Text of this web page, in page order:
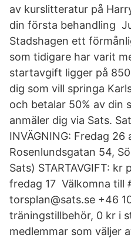
av kurslitteratur på
din första behandling
Stadshagen ett
som tidigare har varit
startavgift ligger på
dig som vill springa
och betalar 50% av din
anmäler dig via Sats.
INVÄGNING: Fredag 26
Rosenlundsgatan 54,
Sats) STARTAVGIFT:
fredag 17 Välkomna till
torsplan@sats.se +46
träningstillbehör, 0 kr i
medlemmar som väljer